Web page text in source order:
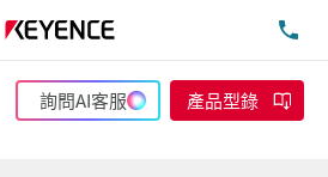
詢問AI客服 產品型錄